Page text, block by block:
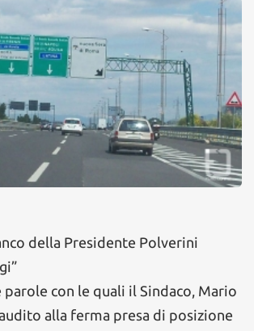
della Presidente Polverini
parole con le quali il Sindaco, Mario
alla ferma presa di posizione